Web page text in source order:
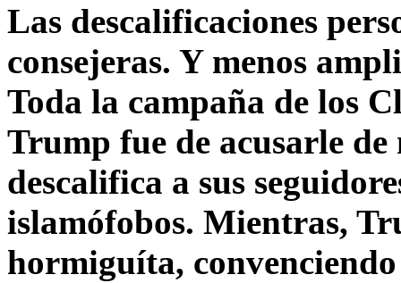
Las descalificaciones
consejeras. Y menos
Toda la campaña de los
Trump fue de acusarle
descalifica a sus
islamófobos. Mientras,
hormiguíta,